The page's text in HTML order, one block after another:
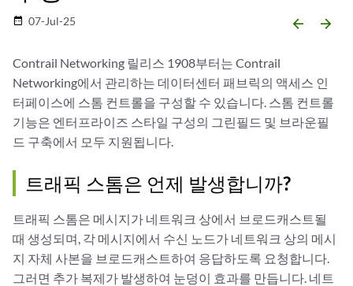
date_range 07-Jul-25 arrow_backward arrow_forward
Contrail Networking 릴리스 1908부터는 Contrail
Networking에서 관리하는 데이터센터 패브릭의 액세스 인
터페이스에 스톰 컨트롤을 구성할 수 있습니다. 스톰 컨트롤
기능은 엔터프라이즈 스타일 구성의 그린필드 및 브라운필
드 구축에서 모두 지원됩니다.
트래픽 스톰은 언제 발생합니까?
트래픽 스톰은 메시지가 네트워크 상에서 브로드캐스트될
때 생성되며, 각 메시지에서 수신 노드가 네트워크 상의 메시
지 자체 사본을 브로드캐스트하여 응답하도록 요청합니다.
그러면 추가 복제가 발생하여 눈덩이 효과를 만듭니다. 네트